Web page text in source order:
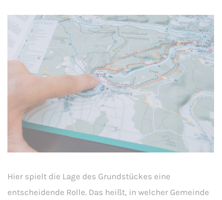
Hier spielt die Lage des Grundstückes eine
entscheidende Rolle. Das heißt, in welcher Gemeinde